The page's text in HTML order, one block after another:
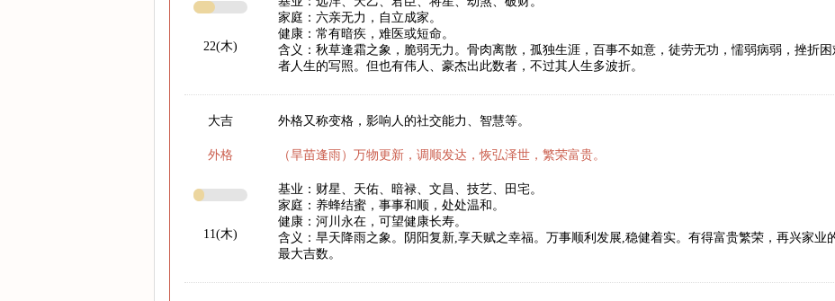
22(木)
家庭：六亲无力，自立成家。
健康：常有暗疾，难医或短命。
含义：秋草逢霜之象，脆弱无力。骨肉离散，孤独生涯，百事不如意，徒劳无功，懦弱病弱，挫折
者人生的写照。但也有伟人、豪杰出此数者，不过其人生多波折。
大吉
外格
11(木)
外格又称变格，影响人的社交能力、智慧等。
（旱苗逢雨）万物更新，调顺发达，恢弘泽世，繁荣富贵。
基业：财星、天佑、暗禄、文昌、技艺、田宅。
家庭：养蜂结蜜，事事和顺，处处温和。
健康：河川永在，可望健康长寿。
含义：旱天降雨之象。阴阳复新,享天赋之幸福。万事顺利发展,稳健着实。有得富贵繁荣，再兴家业
最大吉数。